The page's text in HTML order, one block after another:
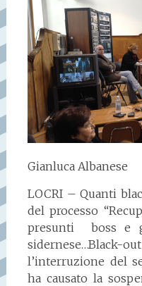
Gianluca Albanese
LOCRI – Quanti
del processo
presunti boss e
sidernese…Black-
l’interruzione del
ha causato la